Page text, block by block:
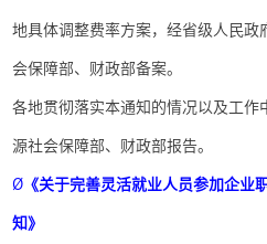
地具体调整费率方案，经省级人民政
会保障部、财政部备案。
各地贯彻落实本通知的情况以及工作
源社会保障部、财政部报告。
Ø《关于完善灵活就业人员参加企业
知》